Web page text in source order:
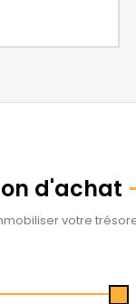
d'achat
votre